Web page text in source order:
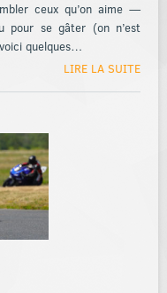
ceux qu’on aime —
pour se gâter (on n’est
quelques…
LIRE LA SUITE